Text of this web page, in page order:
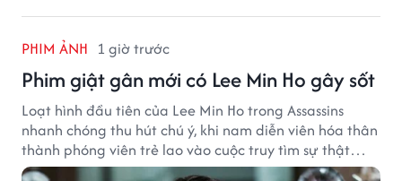
PHIM ẢNH 1 giờ trước
Phim giật gân mới có Lee Min Ho gây sốt
Loạt hình đầu tiên của Lee Min Ho trong Assassins
nhanh chóng thu hút chú ý, khi nam diễn viên hóa thân
thành phóng viên trẻ lao vào cuộc truy tìm sự thật
phía sau một vụ ám sát gây chấn động Hàn Quốc.